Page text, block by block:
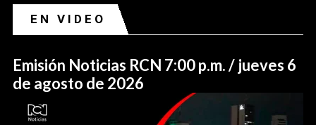
EN VIDEO
Emisión Noticias RCN 7:00 p.m. / jueves 6
de agosto de 2026